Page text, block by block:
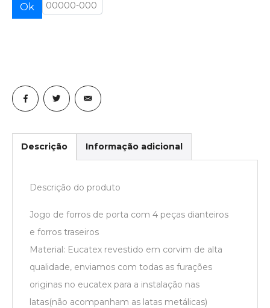
Ok
Descrição Informação adicional
Descrição do produto
Jogo de forros de porta com 4 peças dianteiros
e forros traseiros
Material: Eucatex revestido em corvim de alta
qualidade, enviamos com todas as furações
originas no eucatex para a instalação nas
latas(não acompanham as latas metálicas)